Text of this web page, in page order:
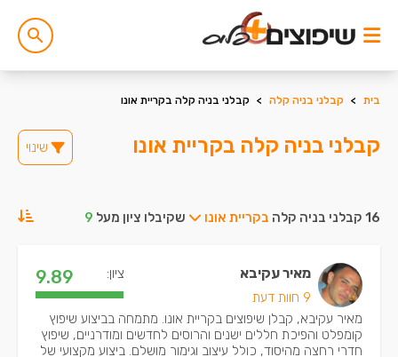
בית > קבלני בניה קלה > קבלני בניה קלה בקריית אונו
קבלני בניה קלה בקריית אונו שינוי
16 קבלני בניה קלה בקריית אונו שקיבלו ציון מעל 9
מאיר עקיבא
9 חוות דעת
ציון: 9.89
מאיר עקיבא, קבלן שיפוצים בקריית אונו. מתמחה בביצוע שיפוץ
קומפלט והפיכת חללים ישנים והרוסים לחדשים ומודרניים, שיפוץ
חדרי רחצה מהיסוד, כולל עיצוב וגימור מושלם. ביצוע מקצועי של